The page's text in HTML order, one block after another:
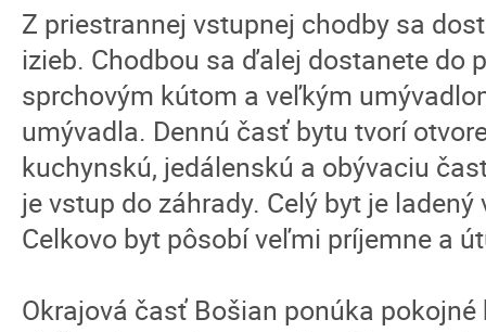
Z priestrannej vstupnej chodby sa
izieb. Chodbou sa ďalej dostanete do
sprchovým kútom a veľkým
umývadla. Dennú časť bytu tvorí
kuchynskú, jedálenskú a obývaciu
je vstup do záhrady. Celý byt je
Celkovo byt pôsobí veľmi príjemne a
Okrajová časť Bošian ponúka